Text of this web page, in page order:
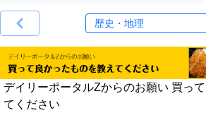
デイリーポータルZからのお願い 買っ
てください